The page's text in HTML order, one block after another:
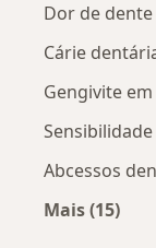
Dor de
Cárie
Gengivite
Abcessos
Mais (15)